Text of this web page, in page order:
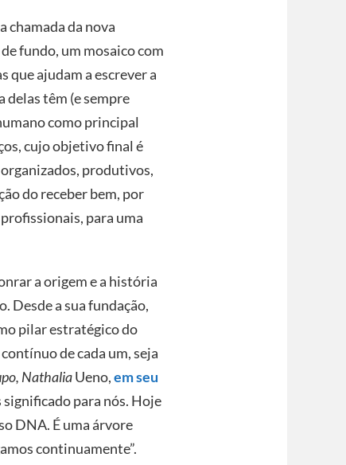
chamada da nova
fundo, um mosaico com
que ajudam a escrever a
delas têm (e sempre
como principal
cujo objetivo final é
produtivos,
do receber bem, por
para uma
a origem e a história
Desde a sua fundação,
pilar estratégico do
de cada um, seja
NathaliaUeno,em seu
para nós. Hoje
DNA. É uma árvore
continuamente”.